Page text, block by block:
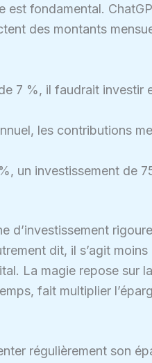
est fondamental.
des montants
7 %, il faudrait investir
les contributions
un investissement de
d’investissement
dit, il s’agit moins
La magie repose sur
fait multiplier
régulièrement son